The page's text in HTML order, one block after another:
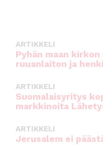
o
o
k
p
ARTIKKELI
Pyhän maan
ruuanlaiton ja
ARTIKKELI
Suomalaisyritys
markkinoita
ARTIKKELI
Jerusalem ei